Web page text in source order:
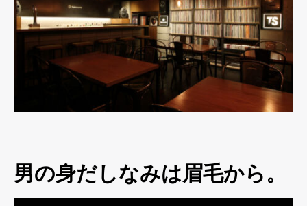
男の身だしなみは眉毛から。